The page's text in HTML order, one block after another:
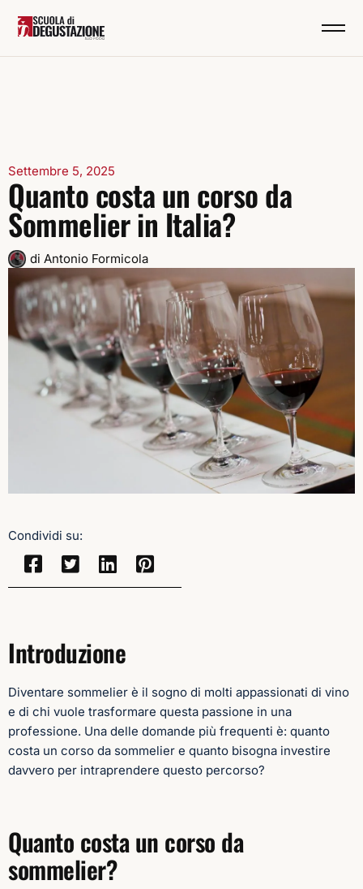
Settembre 5, 2025
Quanto costa un corso da
Sommelier in Italia?
di Antonio Formicola
Condividi su:
Introduzione
Diventare sommelier è il sogno di molti appassionati di vino
e di chi vuole trasformare questa passione in una
professione. Una delle domande più frequenti è: quanto
costa un corso da sommelier e quanto bisogna investire
davvero per intraprendere questo percorso?
Quanto costa un corso da
sommelier?